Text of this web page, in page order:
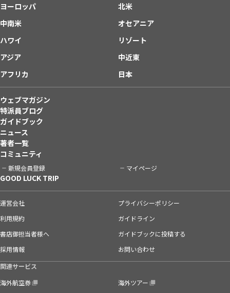
ヨーロッパ
北米
中南米
オセアニア
ハワイ
リゾート
アジア
中近東
アフリカ
日本
ウェブマガジン
特派員ブログ
ガイドブック
ニュース
著者一覧
コミュニティ
新規会員登録 マイページ
GOOD LUCK TRIP
運営会社
プライバシーポリシー
利用規約
ガイドライン
書店御担当者様へ
ガイドブックに投稿する
採用情報
お問い合わせ
関連サービス
海外航空券
海外ツアー